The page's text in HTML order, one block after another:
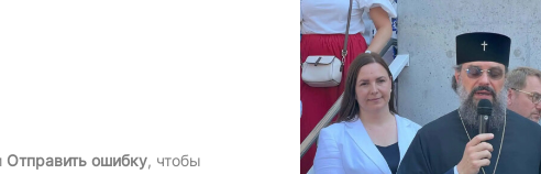
Отправить ошибку, чтобы